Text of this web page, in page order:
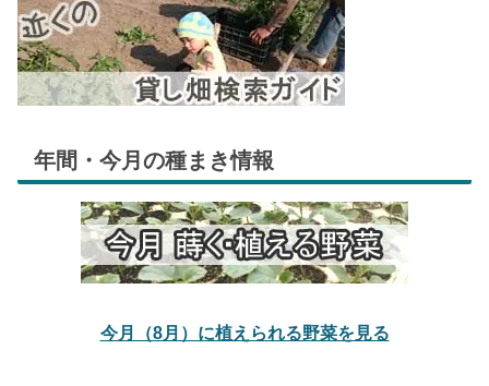
年間・今月の種まき情報
今月（8月）に植えられる野菜を見る